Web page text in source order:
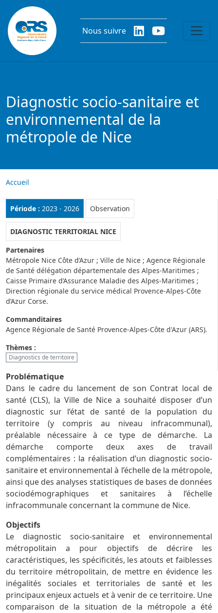
Aller au contenu principal
Nous suivre
Diagnostic socio-sanitaire et
environnemental de la
métropole de Nice
Accueil
Période : 2023 - 2026 Rubrique :
Observation
DIAGNOSTIC TERRITORIAL NICE
Partenaires
Métropole Nice Côte d’Azur ; Ville de Nice ; Agence Régionale
de Santé délégation départementale des Alpes-Maritimes ;
Caisse Primaire d’Assurance Maladie des Alpes-Maritimes ;
Direction régionale du service médical Provence-Alpes-Côte
d’Azur Corse.
Commanditaires
Agence Régionale de Santé Provence-Alpes-Côte d'Azur (ARS).
Thèmes :
Diagnostics de territoire
Problématique
Dans le cadre du lancement de son Contrat local de
santé (CLS), la Ville de Nice a souhaité disposer d’un
diagnostic sur l’état de santé de la population du
territoire (y compris au niveau infracommunal),
préalable nécessaire à ce type de démarche. La
démarche comporte deux axes de travail
complémentaires : la réalisation d’un diagnostic socio-
sanitaire et environnemental à l’échelle de la métropole,
ainsi que des analyses statistiques de bases de données
sociodémographiques et sanitaires à l’échelle
infracommunale concernant la commune de Nice.
Objectifs
Le diagnostic socio-sanitaire et environnemental
métropolitain a pour objectifs de décrire les
caractéristiques, les spécificités, les atouts et faiblesses
du territoire métropolitain, de mettre en évidence les
inégalités sociales et territoriales de santé et les
principaux enjeux actuels et à venir de ce territoire. Une
comparaison de la situation de la métropole a été